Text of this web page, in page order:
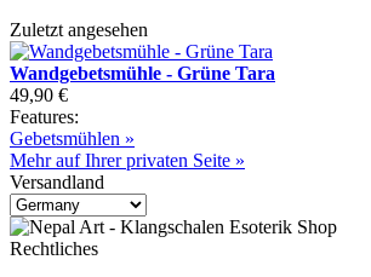
Zuletzt angesehen
Wandgebetsmühle - Grüne Tara
49,90 €
Features:
Gebetsmühlen »
Mehr auf Ihrer privaten Seite »
Versandland
Rechtliches